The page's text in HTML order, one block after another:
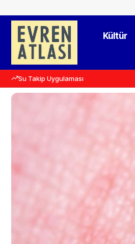
Kültür
Su Takip Uygulaması